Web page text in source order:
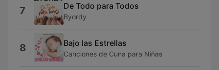
7 De Todo para Todos
Byordy
8 Bajo las Estrellas
Canciones de Cuna para Niñas